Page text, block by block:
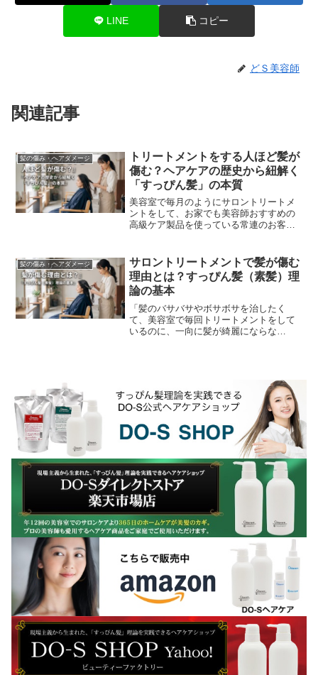
LINE コピー
どＳ美容師
関連記事
髪の傷み・ヘアダメージ
トリートメントをする人ほど髪が
傷む？ヘアケアの歴史から紐解く
「すっぴん髪」の本質
美容室で毎月のようにサロントリートメ
ントをして、お家でも美容師おすすめの
高級ケア製品を使っている常連のお客
りも確実に髪がボサボサ...
髪の傷み・ヘアダメージ
サロントリートメントで髪が傷む
理由とは？すっぴん髪（素髪）理
論の基本
「髪のバサバサやボサボサを治したく
て、美容室で毎回トリートメントをして
いるのに、一向に髪が綺麗にならな